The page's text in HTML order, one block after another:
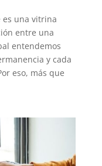
es una vitrina
entre una
entendemos
y cada
eso, más que